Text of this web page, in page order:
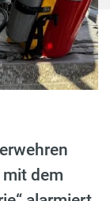
dem